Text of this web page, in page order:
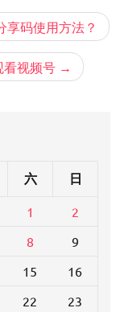
享码使用方法？
看视频号
六 日
1
2
8
9
15
16
22 23